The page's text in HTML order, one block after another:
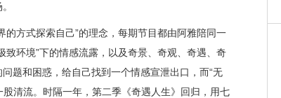
的方式探索自己”的理念 ，每期节目都由阿雅陪同一
致环境”下的情感流露，以及奇景、奇观、奇遇、奇
题和困惑，给自己找到一个情感宣泄出口 ， 而“无
清流。时隔一年，第二季《奇遇人生》 回归 ， 用七